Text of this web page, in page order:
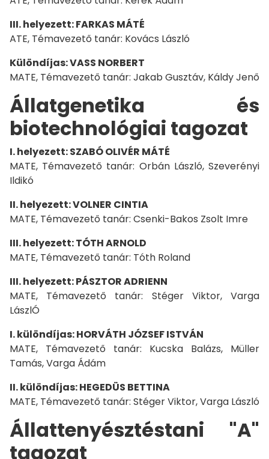
III. helyezett: FARKAS MÁTÉ
ATE, Témavezető tanár: Kovács László
Különdíjas: VASS NORBERT
MATE, Témavezető tanár: Jakab Gusztáv, Káldy Jenő
Állatgenetika és
biotechnológiai tagozat
I. helyezett: SZABÓ OLIVÉR MÁTÉ
MATE, Témavezető tanár: Orbán László, Szeverényi
Ildikó
II. helyezett: VOLNER CINTIA
MATE, Témavezető tanár: Csenki-Bakos Zsolt Imre
III. helyezett: TÓTH ARNOLD
MATE, Témavezető tanár: Tóth Roland
III. helyezett: PÁSZTOR ADRIENN
MATE, Témavezető tanár: Stéger Viktor, Varga
LászlÓ
I. különdíjas: HORVÁTH JÓZSEF ISTVÁN
MATE, Témavezető tanár: Kucska Balázs, Müller
Tamás, Varga Ádám
II. különdíjas: HEGEDÜS BETTINA
MATE, Témavezető tanár: Stéger Viktor, Varga László
Állattenyésztéstani "A"
tagozat